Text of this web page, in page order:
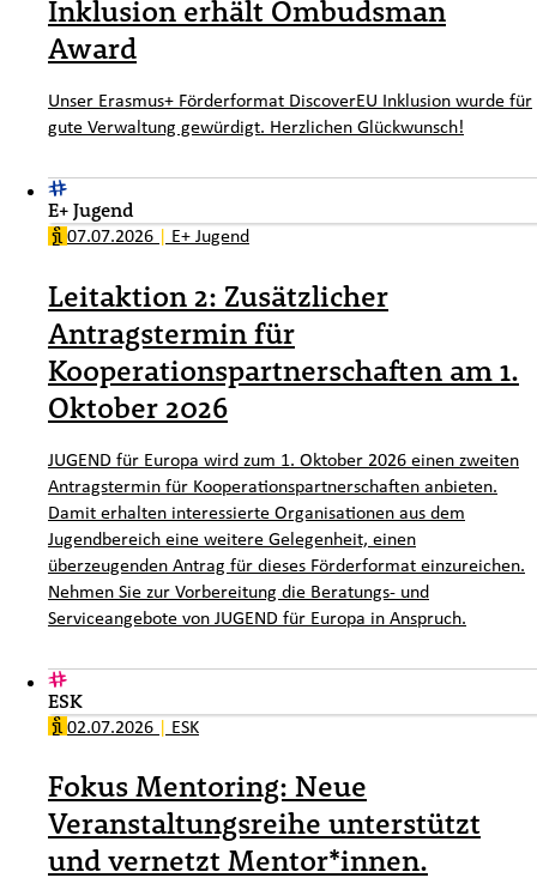
Inklusion erhält Ombudsman
Award
Unser Erasmus+ Förderformat DiscoverEU Inklusion wurde für
gute Verwaltung gewürdigt. Herzlichen Glückwunsch!
E+ Jugend
07.07.2026 | E+ Jugend
Leitaktion 2: Zusätzlicher
Antragstermin für
Kooperationspartnerschaften am 1.
Oktober 2026
JUGEND für Europa wird zum 1. Oktober 2026 einen zweiten
Antragstermin für Kooperationspartnerschaften anbieten.
Damit erhalten interessierte Organisationen aus dem
Jugendbereich eine weitere Gelegenheit, einen
überzeugenden Antrag für dieses Förderformat einzureichen.
Nehmen Sie zur Vorbereitung die Beratungs- und
Serviceangebote von JUGEND für Europa in Anspruch.
ESK
02.07.2026 | ESK
Fokus Mentoring: Neue
Veranstaltungsreihe unterstützt
und vernetzt Mentor*innen.